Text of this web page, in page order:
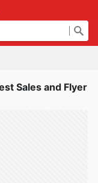
Sales and Flyer